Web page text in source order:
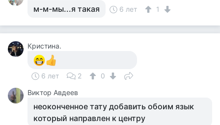
м-м-мы...я такая 6 лет 1
Кристина.
6 лет 2
0
Виктор Авдеев
неоконченное тату добавить обоим язык
который направлен к центру